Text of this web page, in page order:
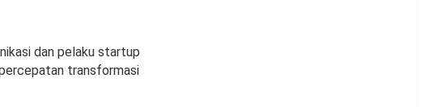
dan pelaku startup
transformasi